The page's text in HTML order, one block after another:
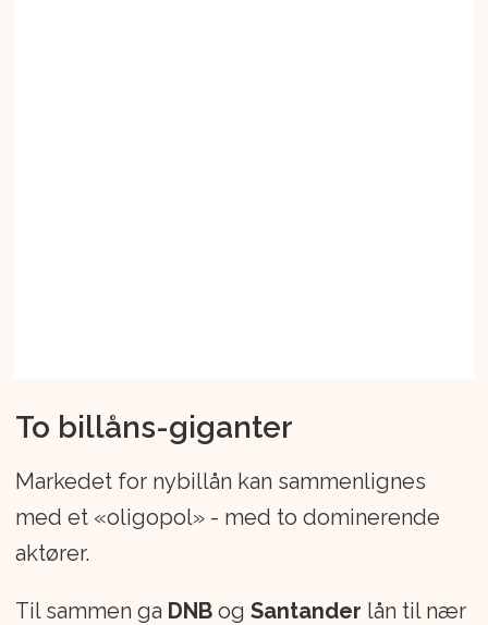
To billåns-giganter
Markedet for nybillån kan sammenlignes
med et «oligopol» - med to dominerende
aktører.
Til sammen ga DNB og Santander lån til nær